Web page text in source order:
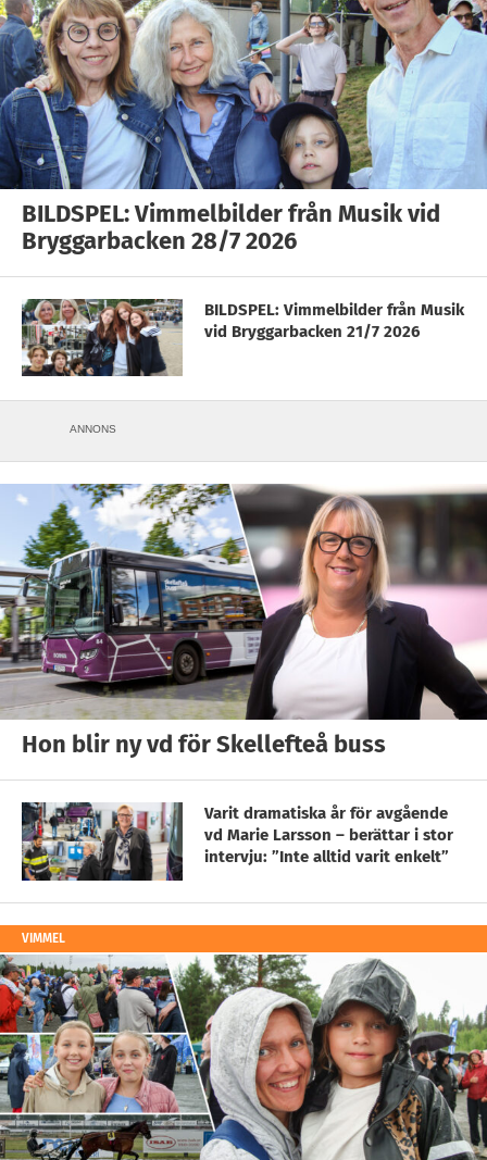
BILDSPEL: Vimmelbilder från Musik vid
Bryggarbacken 28/7 2026
BILDSPEL: Vimmelbilder från Musik
vid Bryggarbacken 21/7 2026
ANNONS
Hon blir ny vd för Skellefteå buss
Varit dramatiska år för avgående
vd Marie Larsson – berättar i stor
intervju: ”Inte alltid varit enkelt”
VIMMEL